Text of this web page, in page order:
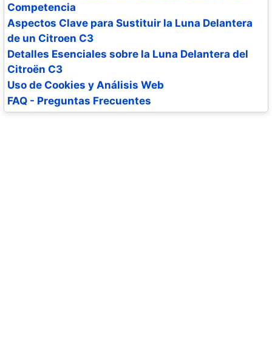
Competencia
Aspectos Clave para Sustituir la Luna Delantera
de un Citroen C3
Detalles Esenciales sobre la Luna Delantera del
Citroën C3
Uso de Cookies y Análisis Web
FAQ - Preguntas Frecuentes